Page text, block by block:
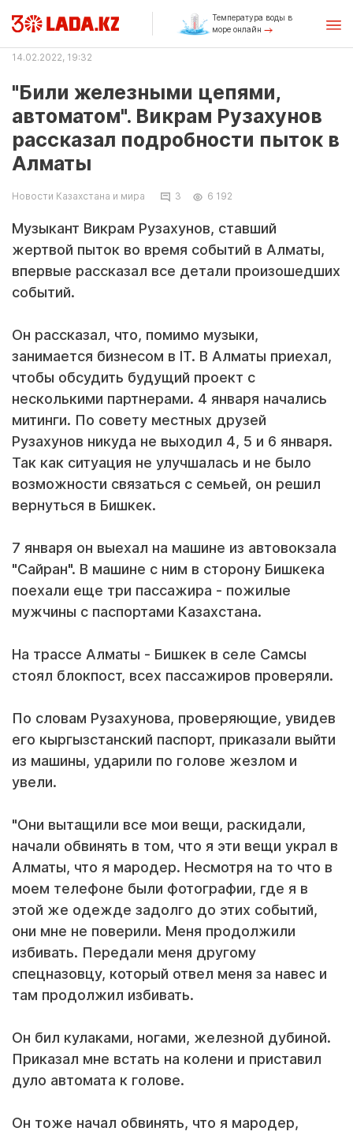
Температура воды в
море онлайн
14.02.2022, 19:32
"Били железными цепями,
автоматом". Викрам Рузахунов
рассказал подробности пыток в
Алматы
Новости Казахстана и мира 3 6 192
Музыкант Викрам Рузахунов, ставший
жертвой пыток во время событий в Алматы,
впервые рассказал все детали произошедших
событий.
Он рассказал, что, помимо музыки,
занимается бизнесом в IT. В Алматы приехал,
чтобы обсудить будущий проект с
несколькими партнерами. 4 января начались
митинги. По совету местных друзей
Рузахунов никуда не выходил 4, 5 и 6 января.
Так как ситуация не улучшалась и не было
возможности связаться с семьей, он решил
вернуться в Бишкек.
7 января он выехал на машине из автовокзала
"Сайран". В машине с ним в сторону Бишкека
поехали еще три пассажира - пожилые
мужчины с паспортами Казахстана.
На трассе Алматы - Бишкек в селе Самсы
стоял блокпост, всех пассажиров проверяли.
По словам Рузахунова, проверяющие, увидев
его кыргызстанский паспорт, приказали выйти
из машины, ударили по голове жезлом и
увели.
"Они вытащили все мои вещи, раскидали,
начали обвинять в том, что я эти вещи украл в
Алматы, что я мародер. Несмотря на то что в
моем телефоне были фотографии, где я в
этой же одежде задолго до этих событий,
они мне не поверили. Меня продолжили
избивать. Передали меня другому
спецназовцу, который отвел меня за навес и
там продолжил избивать.
Он бил кулаками, ногами, железной дубиной.
Приказал мне встать на колени и приставил
дуло автомата к голове.
Он тоже начал обвинять, что я мародер,